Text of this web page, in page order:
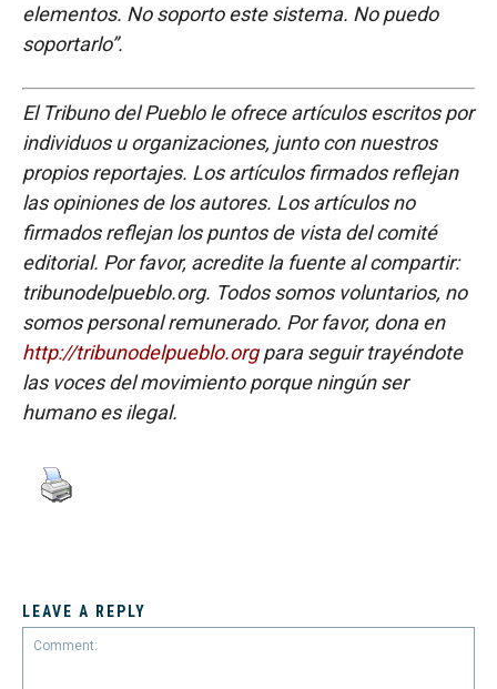
elementos. No soporto este sistema. No puedo
soportarlo”.
El Tribuno del Pueblo le ofrece artículos escritos por
individuos u organizaciones, junto con nuestros
propios reportajes. Los artículos firmados reflejan
las opiniones de los autores. Los artículos no
firmados reflejan los puntos de vista del comité
editorial. Por favor, acredite la fuente al compartir:
tribunodelpueblo.org. Todos somos voluntarios, no
somos personal remunerado. Por favor, dona en
http://tribunodelpueblo.orgpara seguir trayéndote
las voces del movimiento porque ningún ser
humano es ilegal.
LEAVE A REPLY